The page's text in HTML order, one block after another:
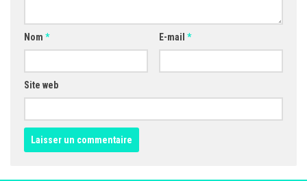
Nom * E-mail *
Site web